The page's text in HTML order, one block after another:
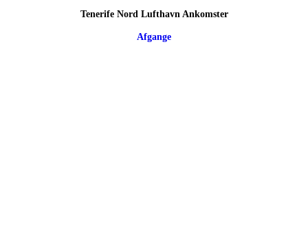
Tenerife Nord Lufthavn Ankomster
Afgange